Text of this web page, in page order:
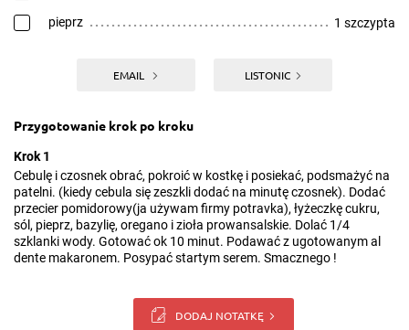
pieprz 1 szczypta
EMAIL LISTONIC
Przygotowanie krok po kroku
Krok 1
Cebulę i czosnek obrać, pokroić w kostkę i posiekać, podsmażyć na
patelni. (kiedy cebula się zeszkli dodać na minutę czosnek). Dodać
przecier pomidorowy(ja używam firmy potravka), łyżeczkę cukru,
sól, pieprz, bazylię, oregano i zioła prowansalskie. Dolać 1/4
szklanki wody. Gotować ok 10 minut. Podawać z ugotowanym al
dente makaronem. Posypać startym serem. Smacznego !
DODAJ NOTATKĘ